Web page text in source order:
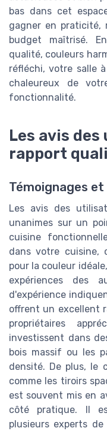
bas dans cet
gagner en praticité,
budget maîtrisé.
qualité, couleurs
réfléchi, votre salle
chaleureux de
fonctionnalité.
Les avis
rapport
Témoignages
Les avis des
unanimes sur un
cuisine
dans votre cuisine,
pour la couleur
expériences des
d'expérience
offrent un excellent
propriétaires
investissent dans
bois massif ou les
densité. De plus, le
comme les tiroirs
est souvent mis en
côté pratique. Il
plusieurs experts